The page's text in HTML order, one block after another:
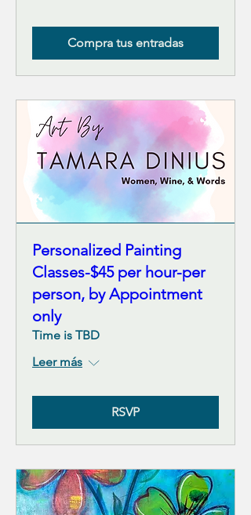
Compra tus entradas
Personalized Painting
Classes-$45 per hour-per
person, by Appointment
only
Time is TBD
Leer más
RSVP